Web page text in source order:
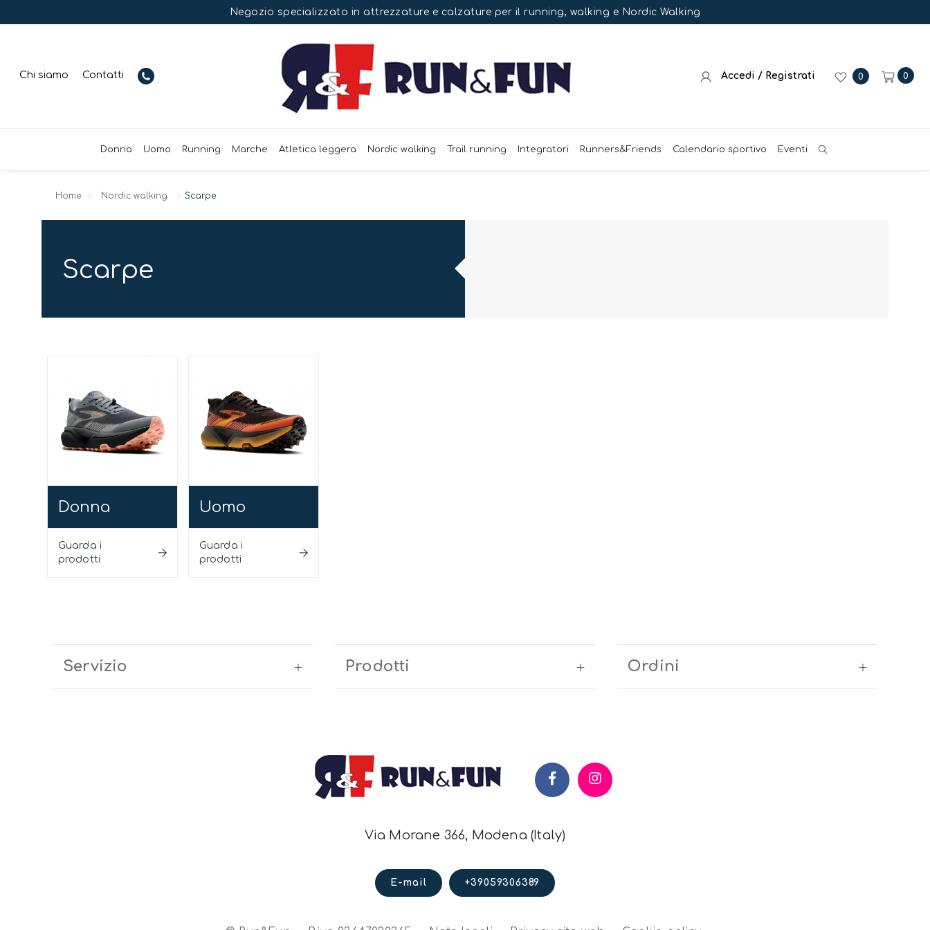
Negozio specializzato in attrezzature e calzature per il running, walking e Nordic Walking
Chi siamo Contatti Accedi / Registrati 0 0
Donna Uomo Running Marche Atletica leggera Nordic walking Trail running Integratori Runners&Friends Calendario sportivo Eventi
Home Nordic walking Scarpe
Scarpe
Donna
Guarda i
prodotti
Uomo
Guarda i
prodotti
Servizio Prodotti Ordini
Via Morane 366, Modena (Italy)
E-mail +39059306389